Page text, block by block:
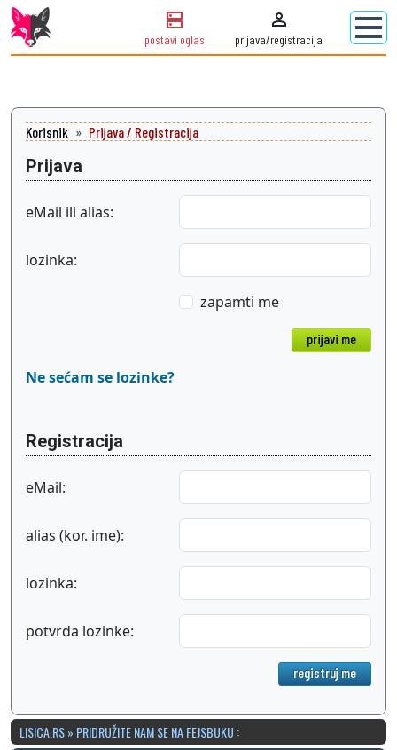
dns
postavi oglas
person
prijava/registracija
Korisnik Prijava / Registracija
Prijava
eMail ili alias:
lozinka:
zapamti me
prijavi me
Ne sećam se lozinke?
Registracija
eMail:
alias (kor. ime):
lozinka:
potvrda lozinke:
registruj me
LISICA.RS » PRIDRUŽITE NAM SE NA FEJSBUKU :